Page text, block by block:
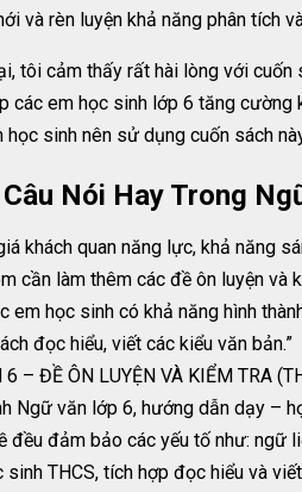
và rèn luyện khả năng phân tích
tôi cảm thấy rất hài lòng với cuốn
các em học sinh lớp 6 tăng cường
học sinh nên sử dụng cuốn sách
Nói Hay Trong
khách quan năng lực, khả năng
cần làm thêm các đề ôn luyện và
em học sinh có khả năng hình
đọc hiểu, viết các kiểu văn bản.”
6 – ĐỀ ÔN LUYỆN VÀ KIỂM TRA
Ngữ văn lớp 6, hướng dẫn dạy –
đều đảm bảo các yếu tố như: ngữ
sinh THCS, tích hợp đọc hiểu và